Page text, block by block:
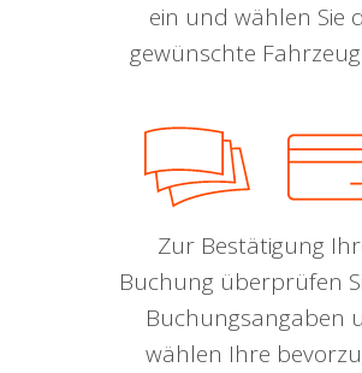
ein und wählen Sie
gewünschte
Zur Bestätigung
Buchung überprüfen
Buchungsangaben
wählen Ihre